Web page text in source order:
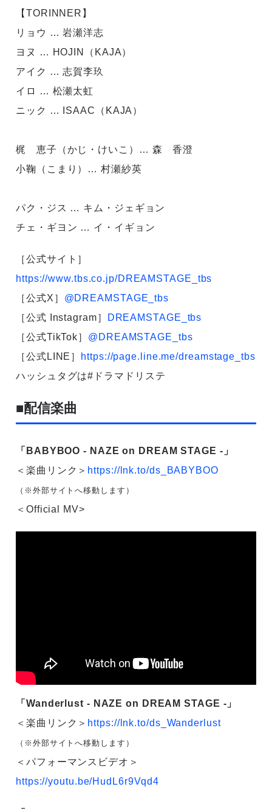
【TORINNER】
リョウ … 岩瀬洋志
ヨヌ … HOJIN（KAJA）
アイク … 志賀李玖
イロ … 松瀬太虹
ニック … ISAAC（KAJA）
梶 恵子（かじ・けいこ）… 森 香澄
小鞠（こまり）… 村瀬紗英
パク・ジス … キム・ジェギョン
チェ・ギヨン … イ・イギョン
［公式サイト］
https://www.tbs.co.jp/DREAMSTAGE_tbs
［公式X］ @DREAMSTAGE_tbs
［公式 Instagram］
DREAMSTAGE_tbs
［公式TikTok］ @DREAMSTAGE_tbs
［公式LINE］
https://page.line.me/dreamstage_tbs
ハッシュタグは#ドラマドリステ
■配信楽曲
「BABYBOO - NAZE on DREAM STAGE -」
＜楽曲リンク＞ https://lnk.to/ds_BABYBOO
（※外部サイトへ移動します）
＜Official MV>
「Wanderlust - NAZE on DREAM STAGE -」
＜楽曲リンク＞ https://lnk.to/ds_Wanderlust
（※外部サイトへ移動します）
＜パフォーマンスビデオ＞
https://youtu.be/HudL6r9Vqd4